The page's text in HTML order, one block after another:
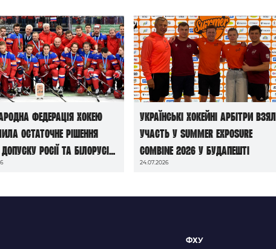
федерація хокею
остаточне рішення
росії та білорусі
світу сезону
Українські хокейні арбітри
участь у Summer Exposure
Combine 2026 у Будапешті
24.07.2026
ФХУ